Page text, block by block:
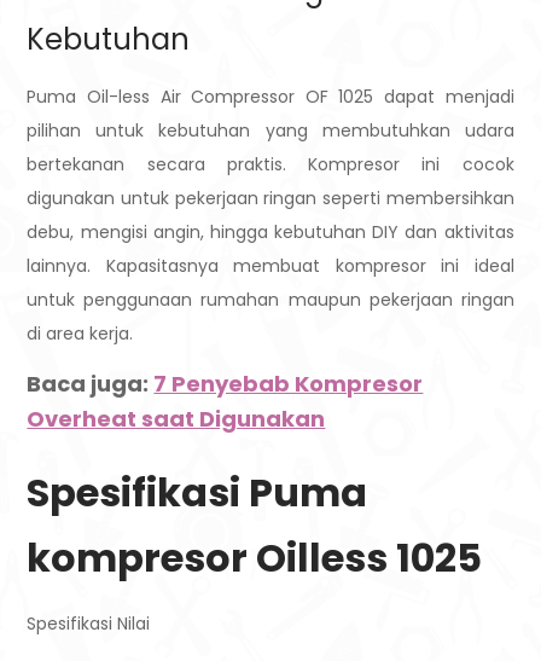
Kebutuhan
Puma Oil-less Air Compressor OF 1025 dapat menjadi
pilihan untuk kebutuhan yang membutuhkan udara
bertekanan secara praktis. Kompresor ini cocok
digunakan untuk pekerjaan ringan seperti membersihkan
debu, mengisi angin, hingga kebutuhan DIY dan aktivitas
lainnya. Kapasitasnya membuat kompresor ini ideal
untuk penggunaan rumahan maupun pekerjaan ringan
di area kerja.
Baca juga: 7 Penyebab Kompresor
Overheat saat Digunakan
Spesifikasi Puma
kompresor Oilless 1025
Spesifikasi Nilai